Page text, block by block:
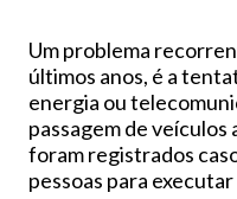
Um problema
últimos anos, é a
energia ou
passagem de
foram registrados
pessoas para